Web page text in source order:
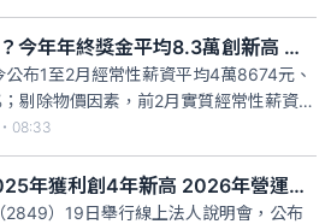
融保險業平均三．六五個月、二十六．七
製造業二．二個月、十．二五萬元次
二月經常性薪資平均四萬八六七四元、年
％，剔除
你領多少？今年年終獎金平均8.3萬創新高 這個行業26.8萬最多
公布1至2月經常性薪資平均4萬8674元、
剔除物價因素，前2月實質經常性薪資年
近7年同期最大增幅。另，今年年終獎金
、創統計以來第4高，但發放金額8萬
統計以來新高，其中金融保險業平均
26萬7862元最多，製造業2.2個
08:33
安泰銀2025年獲利創4年新高 2026年營運審慎樂觀
2849）19日舉行線上法人說明會，公布